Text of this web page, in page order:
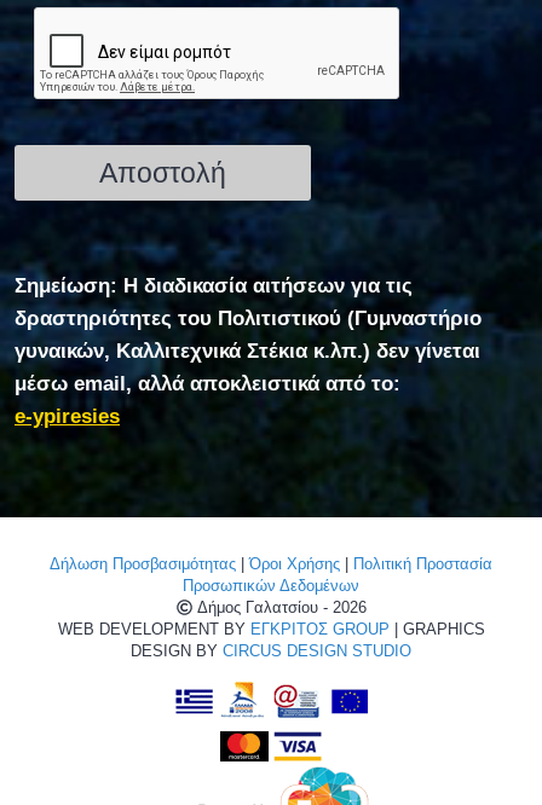
Σημείωση: Η διαδικασία αιτήσεων για τις
δραστηριότητες του Πολιτιστικού (Γυμναστήριο
γυναικών, Καλλιτεχνικά Στέκια κ.λπ.) δεν γίνεται
μέσω email, αλλά αποκλειστικά από το:
e-ypiresies
Δήλωση Προσβασιμότητας |Όροι Χρήσης
Πολιτική Προστασία
Προσωπικών Δεδομένων
Δήμος Γαλατσίου - 2026
WEB DEVELOPMENT BY ΕΓΚΡΙΤΟΣ GROUP | GRAPHICS
DESIGN BY CIRCUS DESIGN STUDIO